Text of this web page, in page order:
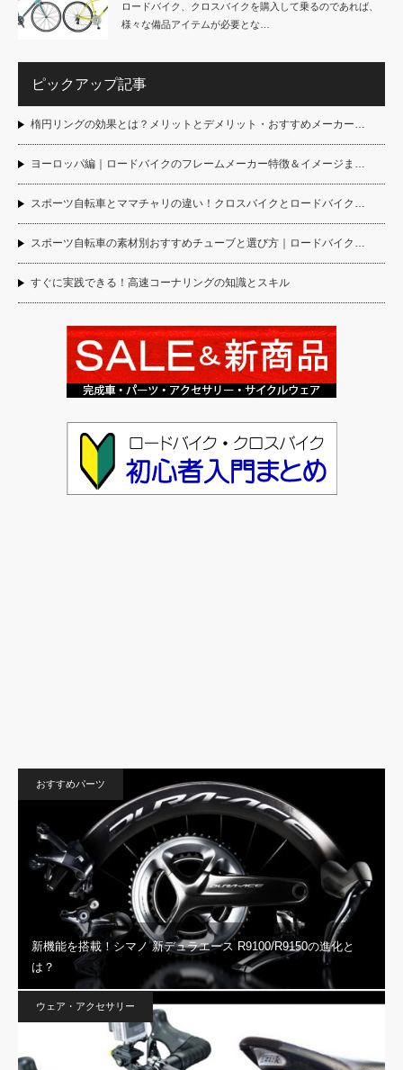
ロードバイク、クロスバイクを購入して乗るのであれば、
様々な備品アイテムが必要とな…
ピックアップ記事
楕円リングの効果とは？メリットとデメリット・おすすめメーカー…
ヨーロッパ編｜ロードバイクのフレームメーカー特徴＆イメージま…
スポーツ自転車とママチャリの違い！クロスバイクとロードバイク…
スポーツ自転車の素材別おすすめチューブと選び方｜ロードバイク…
すぐに実践できる！高速コーナリングの知識とスキル
おすすめパーツ
新機能を搭載！シマノ 新デュラエース R9100/R9150の進化と
は？
ウェア・アクセサリー